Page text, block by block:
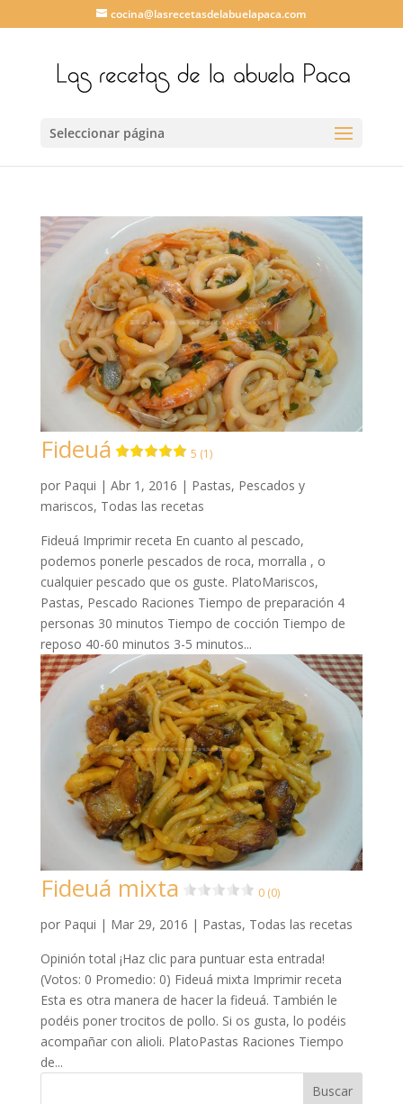
cocina@lasrecetasdelabuelapaca.com
Seleccionar página
Fideuá 5 (1)
por Paqui | Abr 1, 2016 | Pastas, Pescados y
mariscos, Todas las recetas
Fideuá Imprimir receta En cuanto al pescado,
podemos ponerle pescados de roca, morralla , o
cualquier pescado que os guste. PlatoMariscos,
Pastas, Pescado Raciones Tiempo de preparación 4
personas 30 minutos Tiempo de cocción Tiempo de
reposo 40-60 minutos 3-5 minutos...
Fideuá mixta 0 (0)
por Paqui | Mar 29, 2016 | Pastas, Todas las recetas
Opinión total ¡Haz clic para puntuar esta entrada!
(Votos: 0 Promedio: 0) Fideuá mixta Imprimir receta
Esta es otra manera de hacer la fideuá. También le
podéis poner trocitos de pollo. Si os gusta, lo podéis
acompañar con alioli. PlatoPastas Raciones Tiempo
de...